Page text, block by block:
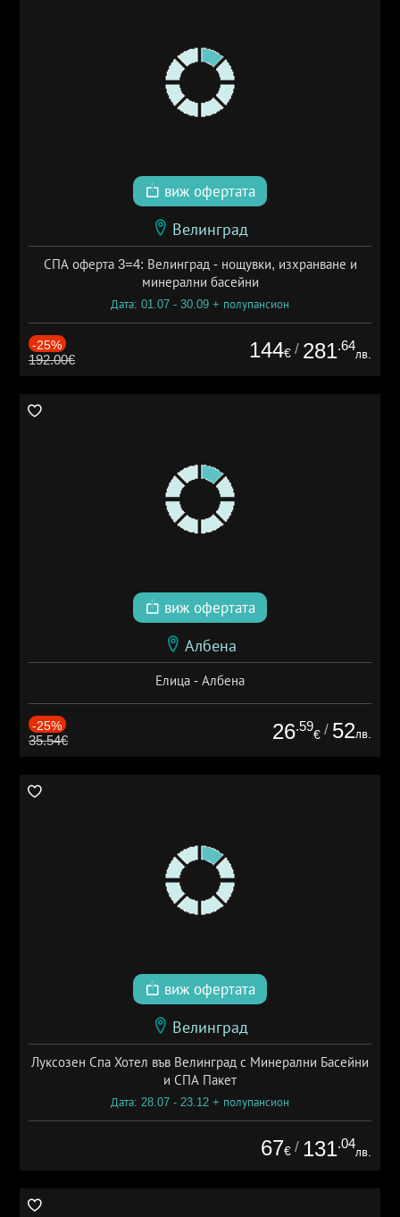
виж офертата
Велинград
СПА оферта 3=4: Велинград - нощувки, изхранване и
минерални басейни
Дата: 01.07 - 30.09 + полупансион
-25%
192.00€ 144€ / 281.64
лв.
виж офертата
Албена
Елица - Албена
-25%
35.54€ 26.59
€ / 52лв.
виж офертата
Велинград
Луксозен Спа Хотел във Велинград с Минерални Басейни
и СПА Пакет
Дата: 28.07 - 23.12 + полупансион
67€ / 131.04
лв.